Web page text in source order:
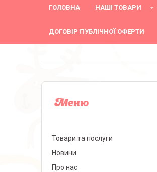
ГОЛОВНА НАШІ ТОВАРИ
ДОГОВІР ПУБЛІЧНОЇ ОФЕРТИ
Товари та послуги
Новини
Про нас